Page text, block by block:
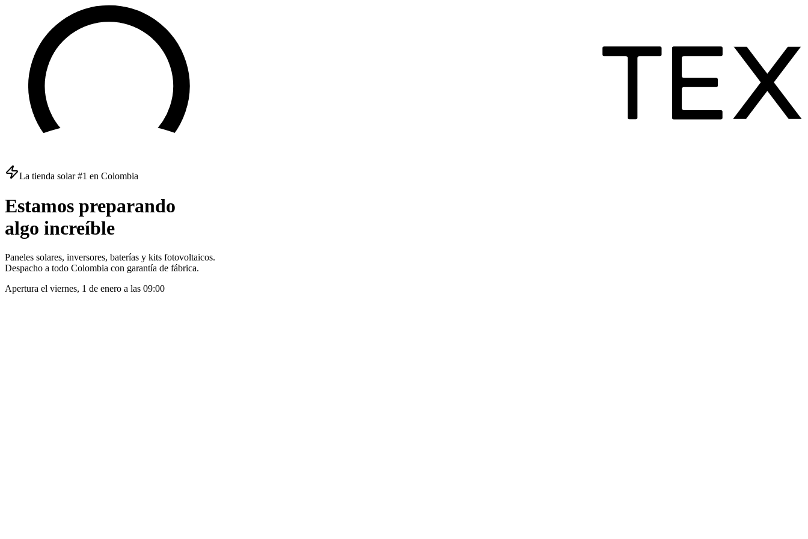
La tienda solar #1 en Colombia
Estamos preparando
algo increíble
Paneles solares, inversores, baterías y kits fotovoltaicos.
Despacho a todo Colombia con garantía de fábrica.
Apertura el viernes, 1 de enero a las 09:00